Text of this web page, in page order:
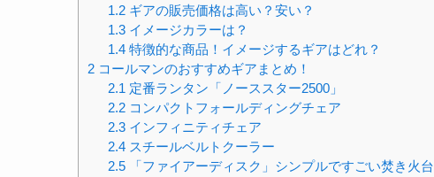
1.2ギアの販売価格は高い？安い？
1.3イメージカラーは？
1.4特徴的な商品！イメージするギアはどれ？
2 コールマンのおすすめギアまとめ！
2.1 定番ランタン「ノーススター2500」
2.2コンパクトフォールディングチェア
2.3インフィニティチェア
2.4スチールベルトクーラー
2.5「ファイアーディスク」シンプルですごい焚き火台